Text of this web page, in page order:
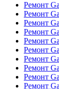
Ремонт
Ремонт
Ремонт
Ремонт
Ремонт
Ремонт
Ремонт
Ремонт
Ремонт
Ремонт